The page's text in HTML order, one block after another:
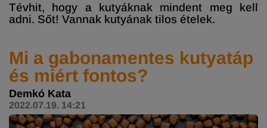
Tévhit, hogy a kutyáknak mindent meg kell
adni. Sőt! Vannak kutyának tilos ételek.
Mi a gabonamentes kutyatáp
és miért fontos?
Demkó Kata
2022.07.19. 14:21